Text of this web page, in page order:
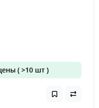
( >10 шт )